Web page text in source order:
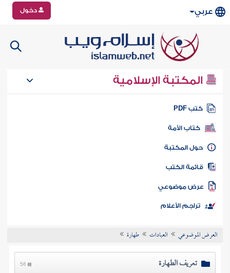
عربي دخول
المكتبة الإسلامية
كتب PDF
كتاب الأمة
المكتبة
الكتب
موضوعي
تراجم الأعلام
العرض الموضوعي العبادات طهارة
تعريف الطهارة 56